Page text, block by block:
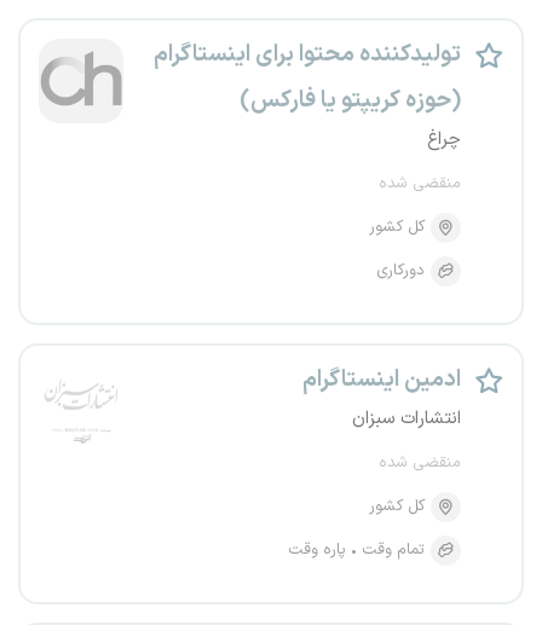
تولیدکننده محتوا برای اینستاگرام
(حوزه کریپتو یا فارکس)
چراغ
منقضی شده
کل کشور
دورکاری
ادمین اینستاگرام
انتشارات سبزان
منقضی شده
کل کشور
تمام وقت
پاره وقت